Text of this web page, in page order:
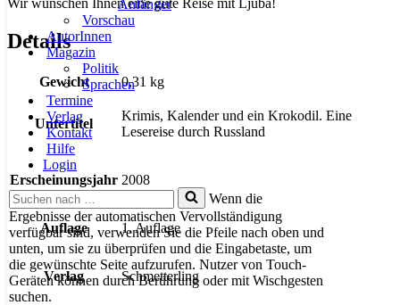
Anfänger
Vorschau
AutorInnen
Magazin
Politik
Sprachen
Termine
Verlag
Kontakt
Hilfe
Login
Suchen
nach …
Wenn die
Ergebnisse der automatischen Vervollständigung
verfügbar sind, verwenden Sie die Pfeile nach oben und
unten, um sie zu überprüfen und die Eingabetaste, um
die gewünschte Seite aufzurufen. Nutzer von Touch-
Geräten können durch Berührung oder mit Wischgesten
suchen.
Wir wünschen Ihnen eine gute Reise mit Ljuba!
Details
Gewicht 0,31 kg
Untertitel
Krimis, Kalender und ein Krokodil. Eine
Lesereise durch Russland
Erscheinungsjahr 2008
Auflage 1. Auflage
Verlag Schmetterling